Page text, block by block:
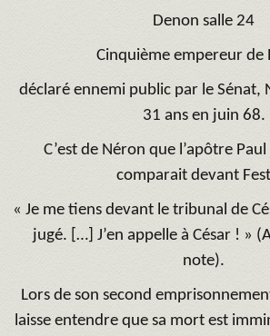
Denon salle 24
Cinquième empereur de
déclaré ennemi public par le Sénat,
31 ans en juin 68.
C’est de Néron que l’apôtre
comparait devant
« Je me tiens devant le tribunal de
jugé. […] J’en appelle à César ! »
note).
Lors de son second
laisse entendre que sa mort est